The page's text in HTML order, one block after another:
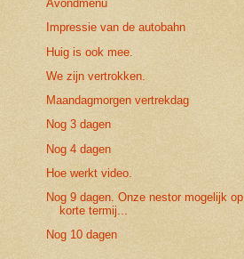
Avondmenu
Impressie van de autobahn
Huig is ook mee.
We zijn vertrokken.
Maandagmorgen vertrekdag
Nog 3 dagen
Nog 4 dagen
Hoe werkt video.
Nog 9 dagen. Onze nestor mogelijk op
korte termij...
Nog 10 dagen